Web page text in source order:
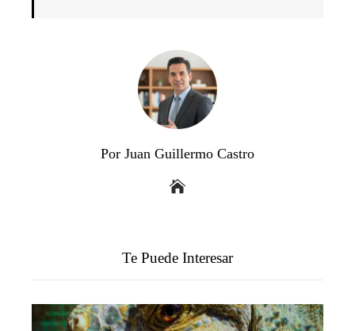
Por Juan Guillermo Castro
Te Puede Interesar